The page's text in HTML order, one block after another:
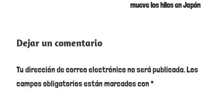
mueve los hilos en Japón
Dejar un comentario
Tu dirección de correo electrónico no será publicada.Los
campos obligatorios están marcados con *